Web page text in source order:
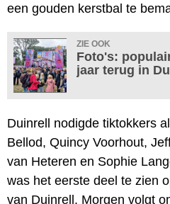
een gouden kerstbal te
ZIE OOK
Foto's:
jaar terug in
Duinrell nodigde tiktokkers
Bellod, Quincy Voorhout,
van Heteren en Sophie
was het eerste deel te zien
van Duinrell. Morgen volgt